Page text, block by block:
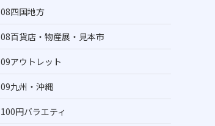
08四国地方
08百貨店・物産展・見本市
09アウトレット
09九州・沖縄
100円バラエティ